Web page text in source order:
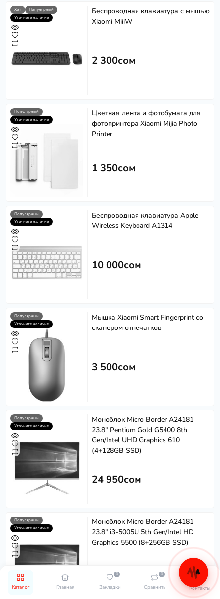
Каталог Главная Закладки
0
Сравнить
0
Контакты
Хит
Популярный
Уточните наличие
Беспроводная клавиатура с мышью
Xiaomi MiiiW
2 300сом
Популярный
Уточните наличие
Цветная лента и фотобумага для
фотопринтера Xiaomi Mijia Photo
Printer
1 350сом
Популярный
Уточните наличие
Беспроводная клавиатура Apple
Wireless Keyboard A1314
10 000сом
Популярный
Уточните наличие
Мышка Xiaomi Smart Fingerprint со
сканером отпечатков
3 500сом
Популярный
Уточните наличие
Моноблок Micro Border A24181
23.8" Pentium Gold G5400 8th
Gen/Intel UHD Graphics 610
(4+128GB SSD)
24 950сом
Популярный
Уточните наличие
Моноблок Micro Border A24181
23.8" i3-5005U 5th Gen/Intel HD
Graphics 5500 (8+256GB SSD)
26 950сом
S Softech
S
Здравствуйте! 👋
Чем можем помочь?